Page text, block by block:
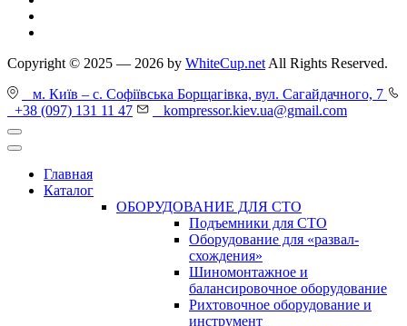
Copyright © 2025 — 2026 by WhiteCup.net All Rights Reserved.
м. Київ – с. Софіївська Борщагівка, вул. Сагайдачного, 7
+38 (097) 131 11 47
kompressor.kiev.ua@gmail.com
Главная
Каталог
ОБОРУДОВАНИЕ ДЛЯ СТО
Подъемники для СТО
Оборудование для «развал-
схождения»
Шиномонтажное и
балансировочное оборудование
Рихтовочное оборудование и
инструмент